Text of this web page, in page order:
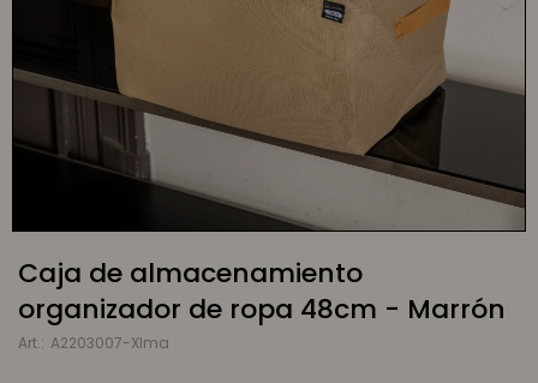
Caja de almacenamiento
organizador de ropa 48cm - Marrón
A2203007-Xlma